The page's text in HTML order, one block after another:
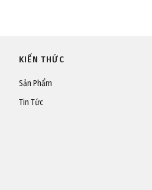
KIẾN THỨC
Sản Phẩm
Tin Tức